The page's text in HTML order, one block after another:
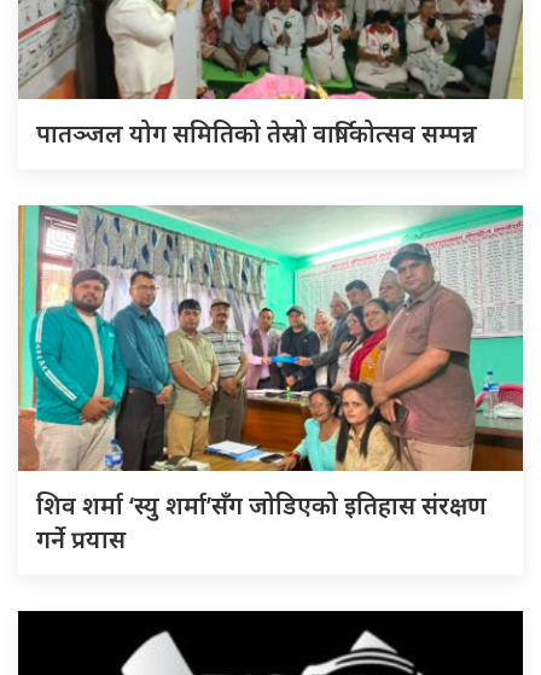
पातञ्जल योग समितिको तेस्रो वार्षिकोत्सव सम्पन्न
शिव शर्मा ‘स्यु शर्मा’सँग जोडिएको इतिहास संरक्षण
गर्ने प्रयास